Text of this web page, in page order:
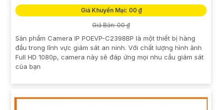
Giá Khuyến Mại: 00 ₫
Giá Bán: 00 ₫
Sản phẩm Camera IP POEVP-C2398BP là một thiết bị hàng
đầu trong lĩnh vực giám sát an ninh. Với chất lượng hình ảnh
Full HD 1080p, camera này sẽ đáp ứng mọi nhu cầu giám sát
của bạn